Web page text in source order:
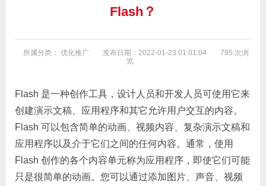
Flash？
所属分类： 优化推广 发布日期：2022-01-23 01:01:04
795 次浏
览
Flash 是一种创作工具，设计人员和开发人员可使用它来
创建演示文稿、应用程序和其它允许用户交互的内容。
Flash 可以包含简单的动画、视频内容、复杂演示文稿和
应用程序以及介于它们之间的任何内容。通常，使用
Flash 创作的各个内容单元称为应用程序，即使它们可能
只是很简单的动画。您可以通过添加图片、声音、视频